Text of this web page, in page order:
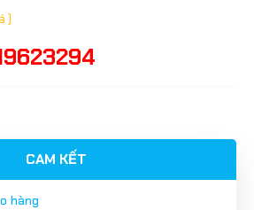
)
CAM KẾT
hàng